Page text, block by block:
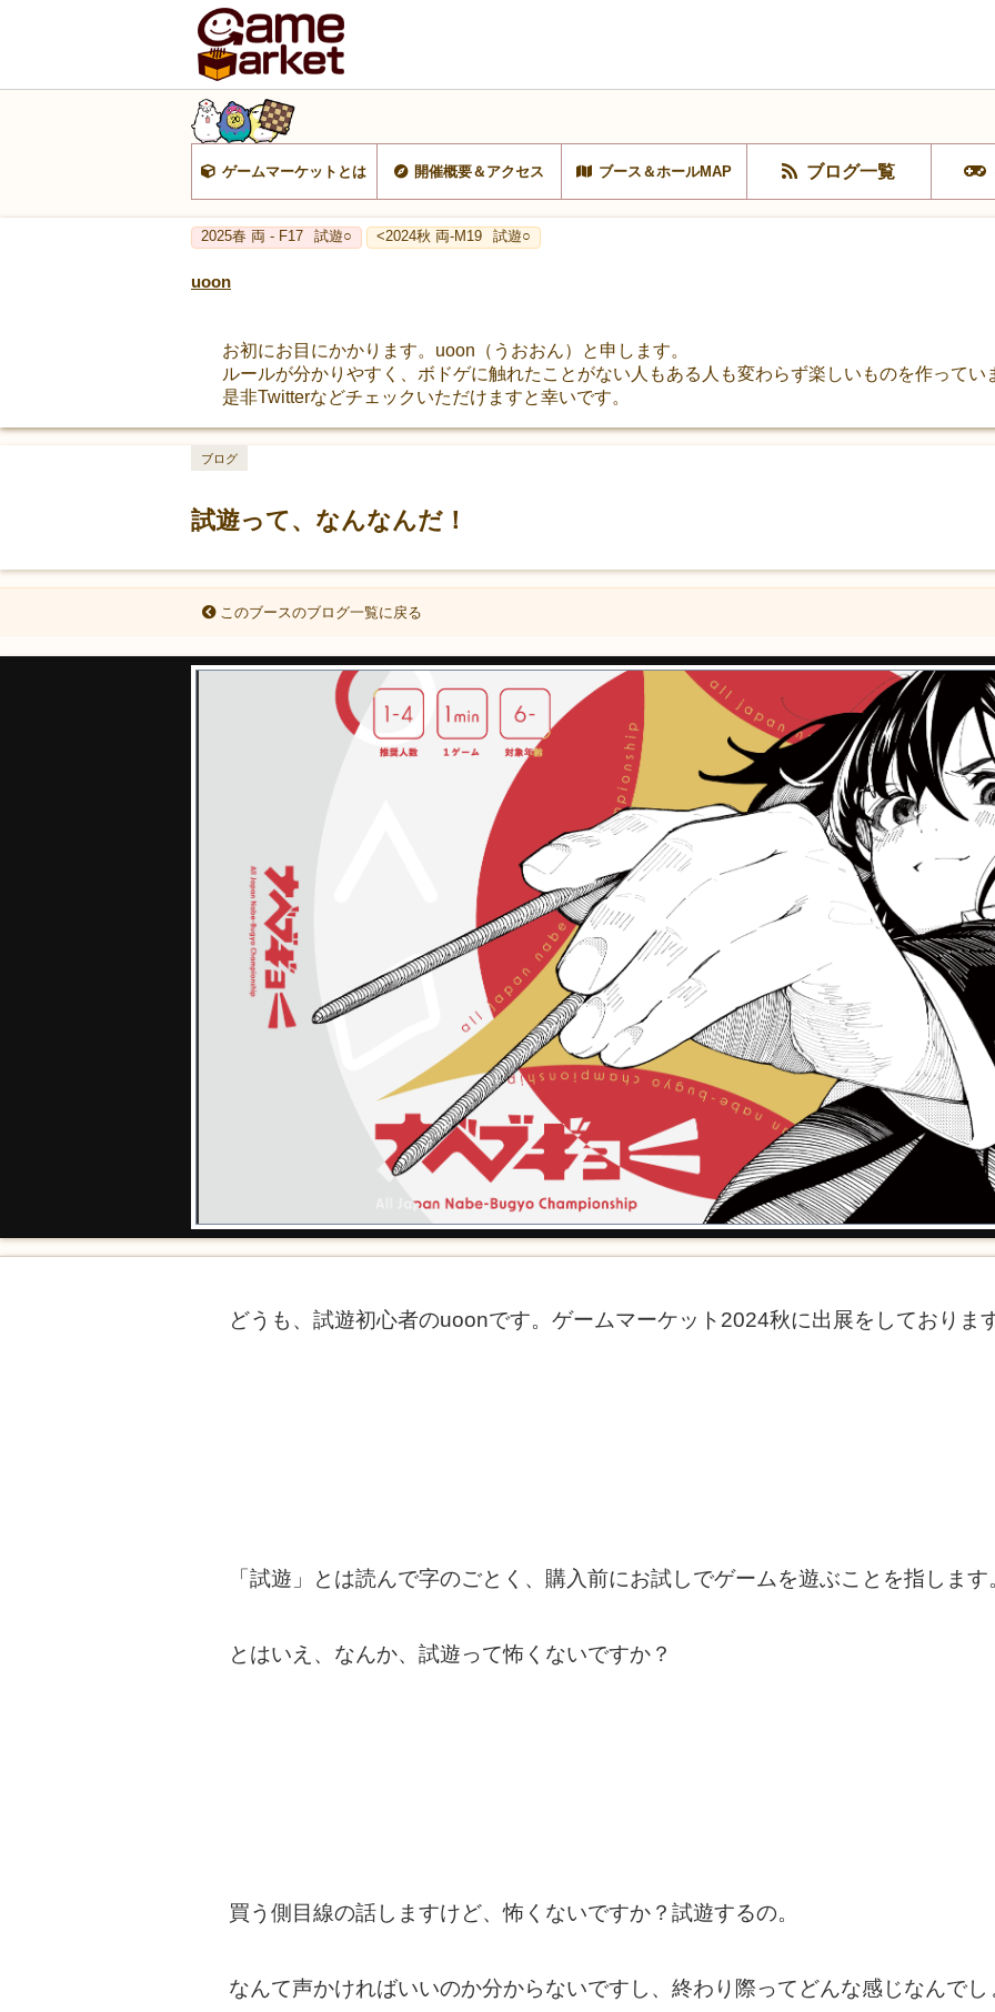
ゲームマーケットとは 開催概要＆アクセス ブース＆ホールMAP ブログ一覧
2025春 両 - F17 試遊○ <2024秋 両-M19 試遊○
uoon
お初にお目にかかります。uoon（うおおん）と申します。
ルールが分かりやすく、ボドゲに触れたことがない人もある人も変わらず楽しいものを作ってい
是非Twitterなどチェックいただけますと幸いです。
試遊って、なんなんだ！
ブログ
このブースのブログ一覧に戻る
どうも、試遊初心者のuoonです。ゲームマーケット2024秋に出展をしておりま
「試遊」とは読んで字のごとく、購入前にお試しでゲームを遊ぶことを指します
とはいえ、なんか、試遊って怖くないですか？
買う側目線の話しますけど、怖くないですか？試遊するの。
なんて声かければいいのか分からないですし、終わり際ってどんな感じなんで